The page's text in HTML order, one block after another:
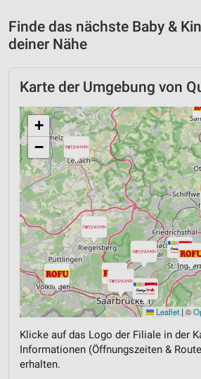
Finde das nächste Baby &
deiner Nähe
Karte der Umgebung von
+
−
Leaflet|©
Klicke auf das Logo der Filiale in der
Informationen (Öffnungszeiten &
erhalten.